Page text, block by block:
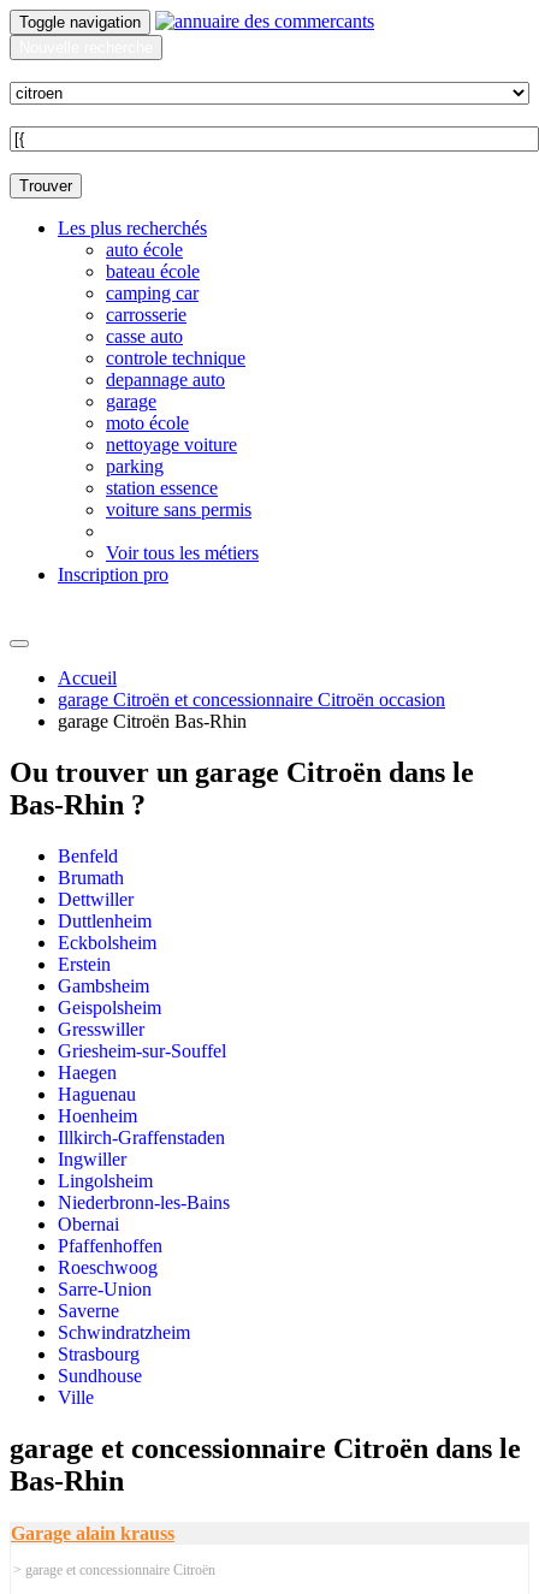
Toggle navigation
Trouver
Les plus recherchés
auto école
bateau école
camping car
carrosserie
casse auto
controle technique
depannage auto
garage
moto école
nettoyage voiture
parking
station essence
voiture sans permis
Voir tous les métiers
Inscription pro
Accueil
garage Citroën et concessionnaire Citroën occasion
garage Citroën Bas-Rhin
Ou trouver un garage Citroën dans le
Bas-Rhin ?
Benfeld
Brumath
Dettwiller
Duttlenheim
Eckbolsheim
Erstein
Gambsheim
Geispolsheim
Gresswiller
Griesheim-sur-Souffel
Haegen
Haguenau
Hoenheim
Illkirch-Graffenstaden
Ingwiller
Lingolsheim
Niederbronn-les-Bains
Obernai
Pfaffenhoffen
Roeschwoog
Sarre-Union
Saverne
Schwindratzheim
Strasbourg
Sundhouse
Ville
garage et concessionnaire Citroën dans le
Bas-Rhin
Garage alain krauss
> garage et concessionnaire Citroën